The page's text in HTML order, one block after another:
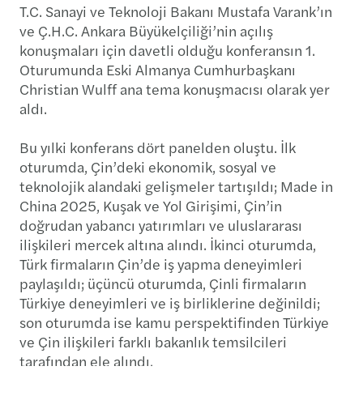
T.C. Sanayi ve Teknoloji Bakanı Mustafa Varank’ın
ve Ç.H.C. Ankara Büyükelçiliği’nin açılış
konuşmaları için davetli olduğu konferansın 1.
Oturumunda Eski Almanya Cumhurbaşkanı
Christian Wulff ana tema konuşmacısı olarak yer
aldı.
Bu yılki konferans dört panelden oluştu. İlk
oturumda, Çin’deki ekonomik, sosyal ve
teknolojik alandaki gelişmeler tartışıldı; Made in
China 2025, Kuşak ve Yol Girişimi, Çin’in
doğrudan yabancı yatırımları ve uluslararası
ilişkileri mercek altına alındı. İkinci oturumda,
Türk firmaların Çin’de iş yapma deneyimleri
paylaşıldı; üçüncü oturumda, Çinli firmaların
Türkiye deneyimleri ve iş birliklerine değinildi;
son oturumda ise kamu perspektifinden Türkiye
ve Çin ilişkileri farklı bakanlık temsilcileri
tarafından ele alındı.